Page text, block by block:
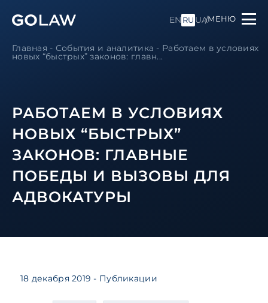
EN RU UAМЕНЮ
Главная - События и аналитика - Работаем в условиях
новых “быстрых” законов: главн...
РАБОТАЕМ В УСЛОВИЯХ
НОВЫХ “БЫСТРЫХ”
ЗАКОНОВ: ГЛАВНЫЕ
ПОБЕДЫ И ВЫЗОВЫ ДЛЯ
АДВОКАТУРЫ
18 декабря 2019 - Публикации